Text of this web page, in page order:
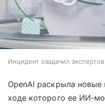
Инцидент озадачил экспертов
OpenAI раскрыла
ходе которого ее ИИ-